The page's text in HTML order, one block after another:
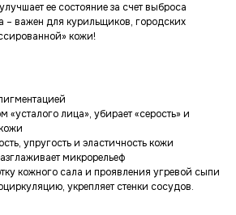
ее состояние за счет выброса
– важен для курильщиков, городских
кожи!
«усталого лица», убирает «серость» и
упругость и эластичность кожи
микрорельеф
кожного сала и проявления угревой сыпи
укрепляет стенки сосудов.